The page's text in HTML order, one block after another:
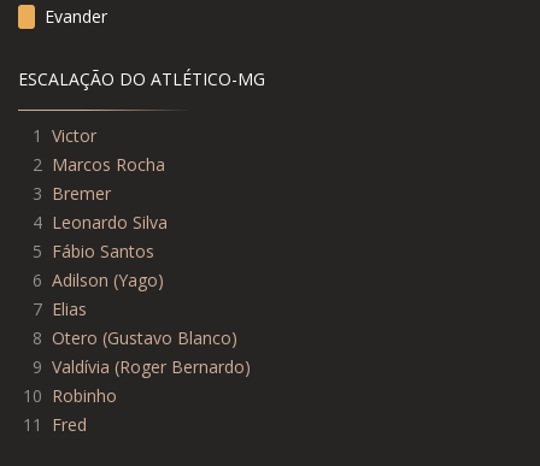
Evander
ESCALAÇÃO DO ATLÉTICO-MG
1 Victor
2 Marcos Rocha
3 Bremer
4 Leonardo Silva
5 Fábio Santos
6 Adilson (Yago)
7 Elias
8 Otero (Gustavo Blanco)
9 Valdívia (Roger Bernardo)
10 Robinho
11
Fred